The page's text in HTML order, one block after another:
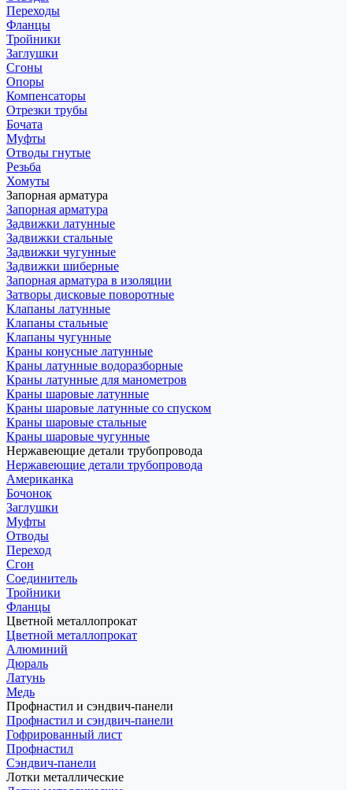
Переходы
Фланцы
Тройники
Заглушки
Сгоны
Опоры
Компенсаторы
Отрезки трубы
Бочата
Муфты
Отводы гнутые
Резьба
Хомуты
Запорная арматура
Запорная арматура
Задвижки латунные
Задвижки стальные
Задвижки чугунные
Задвижки шиберные
Запорная арматура в изоляции
Затворы дисковые поворотные
Клапаны латунные
Клапаны стальные
Клапаны чугунные
Краны конусные латунные
Краны латунные водоразборные
Краны латунные для манометров
Краны шаровые латунные
Краны шаровые латунные со спуском
Краны шаровые стальные
Краны шаровые чугунные
Нержавеющие детали трубопровода
Нержавеющие детали трубопровода
Американка
Бочонок
Заглушки
Муфты
Отводы
Переход
Сгон
Соединитель
Тройники
Фланцы
Цветной металлопрокат
Цветной металлопрокат
Алюминий
Дюраль
Латунь
Медь
Профнастил и сэндвич-панели
Профнастил и сэндвич-панели
Гофрированный лист
Профнастил
Сэндвич-панели
Лотки металлические